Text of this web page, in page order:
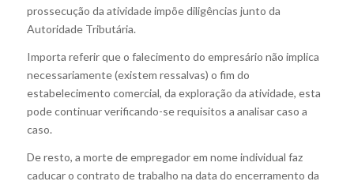
prossecução da atividade impõe diligências junto da
Autoridade Tributária.
Importa referir que o falecimento do empresário não implica
necessariamente (existem ressalvas) o fim do
estabelecimento comercial, da exploração da atividade, esta
pode continuar verificando-se requisitos a analisar caso a
caso.
De resto, a morte de empregador em nome individual faz
caducar o contrato de trabalho na data do encerramento da